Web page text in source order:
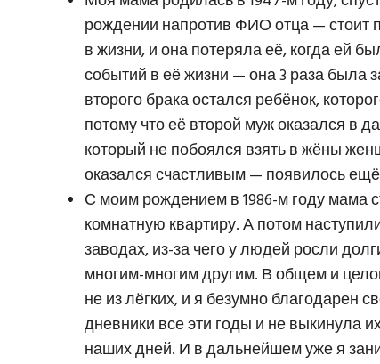
рождении напротив ФИО отца —
в жизни, и она потеряла её, когда ей
событий в её жизни — она 3 раза
второго брака остался ребёнок,
потому что её второй муж оказался в
который не побоялся взять в жёны
оказался счастливым — появилось
С моим рождением в 1986-м году мама
комнатную квартиру. А потом
заводах, из-за чего у людей росли
многим-многим другим. В общем и
не из лёгких, и я безумно благодарен
дневники все эти годы и не выкинула
наших дней. И в дальнейшем уже я